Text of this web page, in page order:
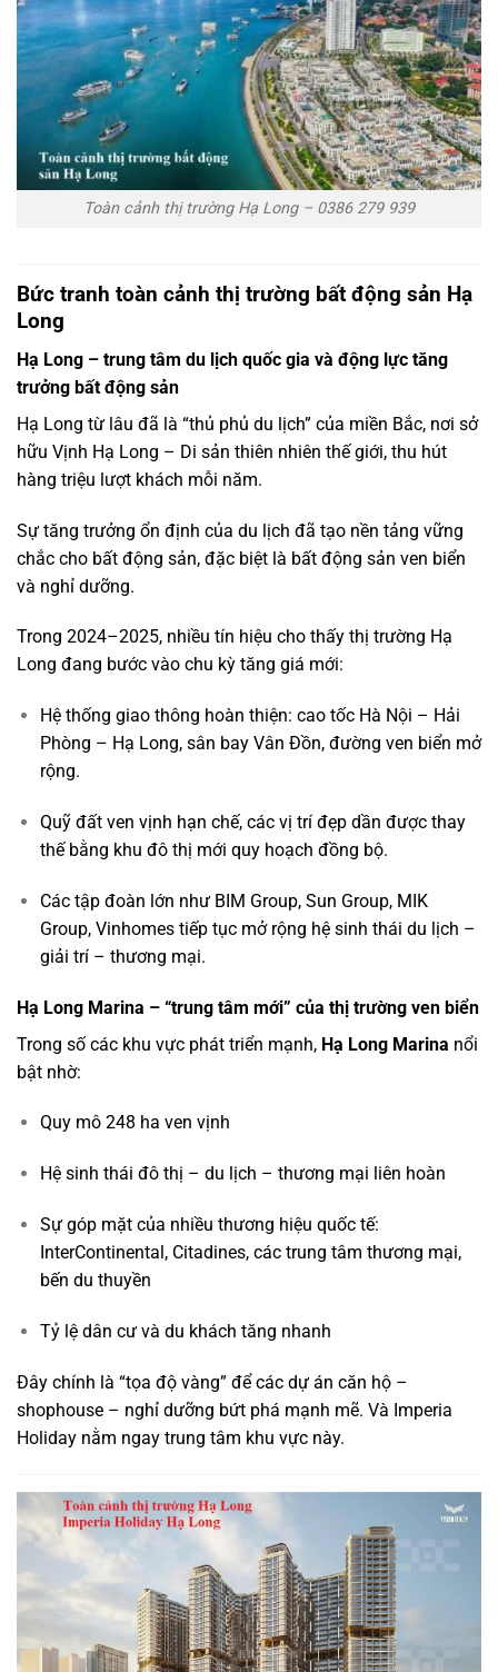
Toàn cảnh thị trường Hạ Long – 0386 279 939
Bức tranh toàn cảnh thị trường bất động sản Hạ
Long
Hạ Long – trung tâm du lịch quốc gia và động lực tăng
trưởng bất động sản
Hạ Long từ lâu đã là “thủ phủ du lịch” của miền Bắc, nơi sở
hữu Vịnh Hạ Long – Di sản thiên nhiên thế giới, thu hút
hàng triệu lượt khách mỗi năm.
Sự tăng trưởng ổn định của du lịch đã tạo nền tảng vững
chắc cho bất động sản, đặc biệt là bất động sản ven biển
và nghỉ dưỡng.
Trong 2024–2025, nhiều tín hiệu cho thấy thị trường Hạ
Long đang bước vào chu kỳ tăng giá mới:
Hệ thống giao thông hoàn thiện: cao tốc Hà Nội – Hải
Phòng – Hạ Long, sân bay Vân Đồn, đường ven biển mở
rộng.
Quỹ đất ven vịnh hạn chế, các vị trí đẹp dần được thay
thế bằng khu đô thị mới quy hoạch đồng bộ.
Các tập đoàn lớn như BIM Group, Sun Group, MIK
Group, Vinhomes tiếp tục mở rộng hệ sinh thái du lịch –
giải trí – thương mại.
Hạ Long Marina – “trung tâm mới” của thị trường ven biển
Trong số các khu vực phát triển mạnh, Hạ Long Marina nổi
bật nhờ:
Quy mô 248 ha ven vịnh
Hệ sinh thái đô thị – du lịch – thương mại liên hoàn
Sự góp mặt của nhiều thương hiệu quốc tế:
InterContinental, Citadines, các trung tâm thương mại,
bến du thuyền
Tỷ lệ dân cư và du khách tăng nhanh
Đây chính là “tọa độ vàng” để các dự án căn hộ –
shophouse – nghỉ dưỡng bứt phá mạnh mẽ. Và Imperia
Holiday nằm ngay trung tâm khu vực này.